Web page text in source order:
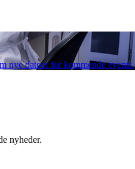
nye datoer for kommende events.
nyheder.